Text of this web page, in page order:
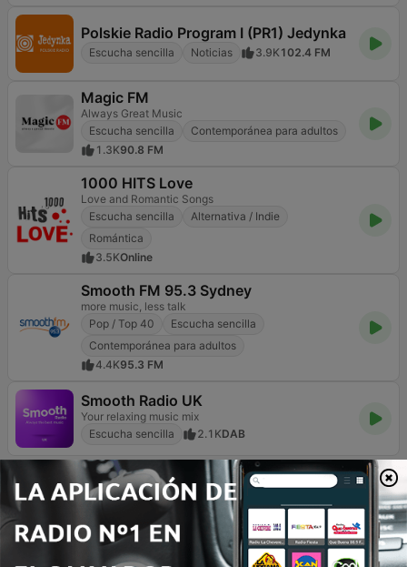
Polskie Radio Program I (PR1) Jedynka
Escucha sencilla Noticias 3.9K 102.4 FM
Magic FM
Always Great Music
Escucha sencilla
Contemporánea para adultos
1.3K90.8 FM
1000 HITS Love
Love and Romantic Songs
Escucha sencilla
Alternativa / Indie
Romántica
3.5KOnline
Smooth FM 95.3 Sydney
more music, less talk
Pop / Top 40
Escucha sencilla
Contemporánea para adultos
4.4K95.3 FM
Smooth Radio UK
Your relaxing music mix
Escucha sencilla
2.1KDAB
La música Easy Listening en El Salvador se ha